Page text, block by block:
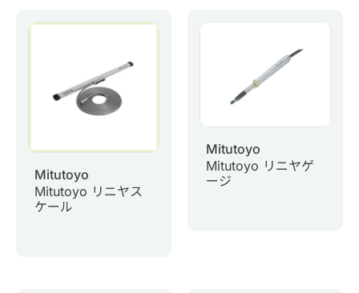
FAQ
マイページ
Mitutoyo
Mitutoyo リニヤス
ケール
Mitutoyo
Mitutoyo リニヤゲ
ージ